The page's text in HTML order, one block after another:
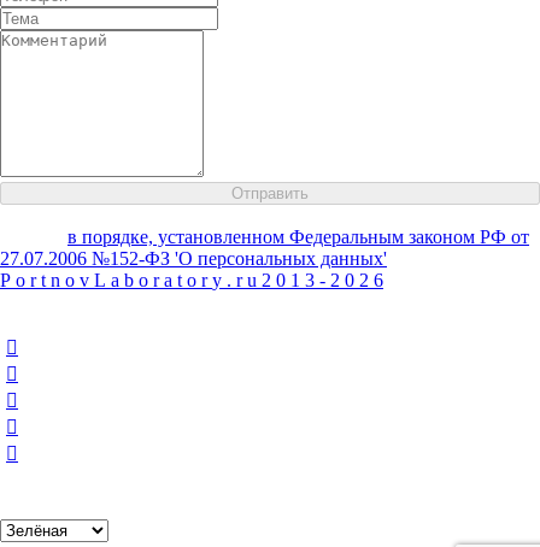
в порядке, установленном Федеральным законом РФ от
27.07.2006 №152-ФЗ 'О персональных данных'
P o r t n o v L a b o r a t o r y . r u 2 0 1 3 - 2 0 2 6